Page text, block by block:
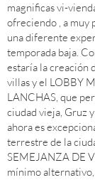
magnificas vi-
ofreciendo , a muy
una diferente
temporada baja.
estaría la creación
villas y el LOBBY
LANCHAS, que
ciudad vieja, Gruz
ahora es
terrestre de la
SEMEJANZA DE
mínimo